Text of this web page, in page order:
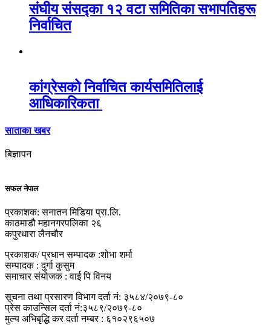
संघीय संसद्का १२ वटा समितिका सभापतिहरू
निर्वाचित
कांग्रेसको निर्वाचित कार्यसमितिलाई
आधिकारिकता
साताका खबर
बिज्ञापन
सफल नेपाल
प्रकाशक: सनातन मिडिया प्रा.लि.
काठमाडौ महानगरपलिका २६
कपुरधारा लैनचौर
प्रकाशक/ प्रधान सम्पादक :शोभा शर्मा
सम्पादक : दुर्गा कुसुम
समाचार संयोजक : वाई पि विनय
सूचना तथा प्रसारण विभाग दर्ता नं: ३५८४/२०७९-८०
प्रेस काउन्सिल दर्ता नं:३५८९/२०७९-८०
मुल्य अभिबृद्धि कर दर्ता नम्बर : ६१०२९६५०७